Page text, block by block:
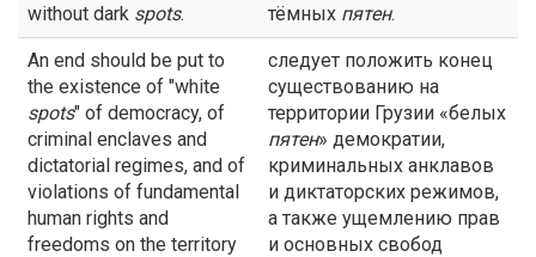
without dark spots.
тёмных пятен.
An end should be put to
the existence of "white
spots" of democracy, of
criminal enclaves and
dictatorial regimes, and of
violations of fundamental
human rights and
freedoms on the territory
следует положить конец
существованию на
территории Грузии «белых
пятен» демократии,
криминальных анклавов
и диктаторских режимов,
а также ущемлению прав
и основных свобод